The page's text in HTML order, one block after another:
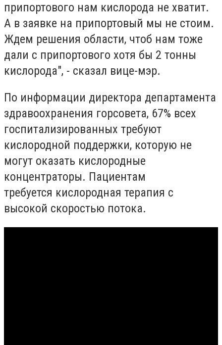
припортового нам кислорода не хватит.
А в заявке на припортовый мы не стоим.
Ждем решения области, чтоб нам тоже
дали с припортового хотя бы 2 тонны
кислорода", - сказал вице-мэр.
По информации директора департамента
здравоохранения горсовета, 67% всех
госпитализированных требуют
кислородной поддержки, которую не
могут оказать кислородные
концентраторы. Пациентам
требуется кислородная терапия с
высокой скоростью потока.